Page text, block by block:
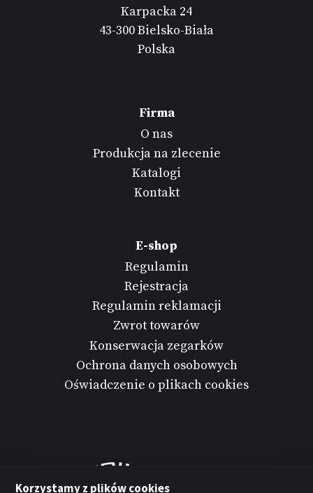
Karpacka 24
43-300 Bielsko-Biała
Polska
Firma
O nas
Produkcja na zlecenie
Katalogi
Kontakt
E-shop
Regulamin
Rejestracja
Regulamin reklamacji
Zwrot towarów
Konserwacja zegarków
Ochrona danych osobowych
Oświadczenie o plikach cookies
Korzystamy z plików cookies